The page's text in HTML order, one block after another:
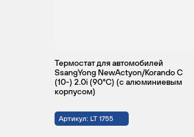
Термостат для автомобилей
SsangYong NewActyon/Korando C
(10-) 2.0i (90°С) (с алюминиевым
корпусом)
Артикул: LT 1755